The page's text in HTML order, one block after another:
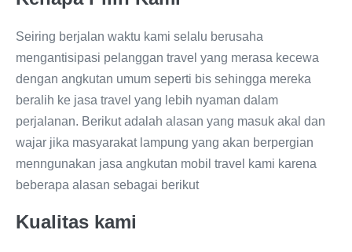
Seiring berjalan waktu kami selalu berusaha
mengantisipasi pelanggan travel yang merasa kecewa
dengan angkutan umum seperti bis sehingga mereka
beralih ke jasa travel yang lebih nyaman dalam
perjalanan. Berikut adalah alasan yang masuk akal dan
wajar jika masyarakat lampung yang akan berpergian
menngunakan jasa angkutan mobil travel kami karena
beberapa alasan sebagai berikut
Kualitas kami